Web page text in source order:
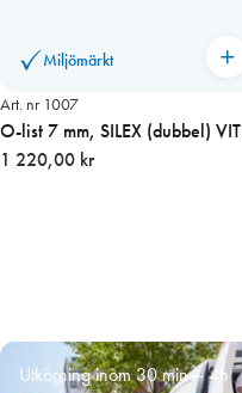
Miljömärkt
Art. nr 1007
O-list 7 mm, SILEX (dubbel) VIT
150 m
1 220,00 kr
Utkörning inom 30 min – 4h